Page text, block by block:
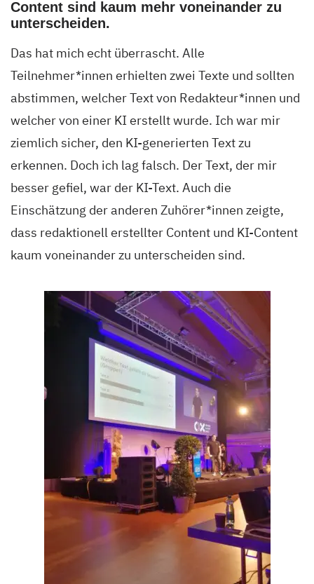
Content sind kaum mehr voneinander zu
unterscheiden.
Das hat mich echt überrascht. Alle
Teilnehmer*innen erhielten zwei Texte und sollten
abstimmen, welcher Text von Redakteur*innen und
welcher von einer KI erstellt wurde. Ich war mir
ziemlich sicher, den KI-generierten Text zu
erkennen. Doch ich lag falsch. Der Text, der mir
besser gefiel, war der KI-Text. Auch die
Einschätzung der anderen Zuhörer*innen zeigte,
dass redaktionell erstellter Content und KI-Content
kaum voneinander zu unterscheiden sind.